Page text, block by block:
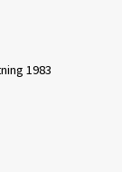
1983